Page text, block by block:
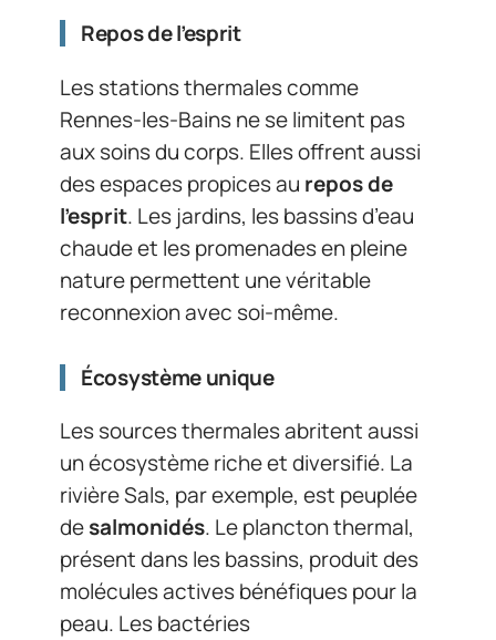
Repos de l’esprit
Les stations thermales comme
Rennes-les-Bains ne se limitent pas
aux soins du corps. Elles offrent aussi
des espaces propices au repos de
l’esprit. Les jardins, les bassins d’eau
chaude et les promenades en pleine
nature permettent une véritable
reconnexion avec soi-même.
Écosystème unique
Les sources thermales abritent aussi
un écosystème riche et diversifié. La
rivière Sals, par exemple, est peuplée
desalmonidés. Le plancton thermal,
présent dans les bassins, produit des
molécules actives bénéfiques pour la
peau. Les bactéries